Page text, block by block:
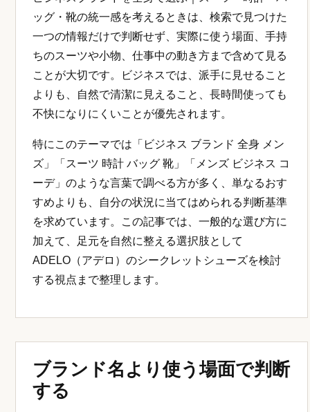
ッグ・靴の統一感を考えるときは、検索で見つけた
一つの情報だけで判断せず、実際に使う場面、手持
ちのスーツや小物、仕事中の動き方まで含めて見る
ことが大切です。ビジネスでは、派手に見せること
よりも、自然で清潔に見えること、長時間使っても
不快になりにくいことが優先されます。
特にこのテーマでは「ビジネス ブランド 全身 メン
ズ」「スーツ 時計 バッグ 靴」「メンズ ビジネス コ
ーデ」のような言葉で調べる方が多く、単なるおす
すめよりも、自分の状況に当てはめられる判断基準
を求めています。この記事では、一般的な選び方に
加えて、足元を自然に整える選択肢として
ADELO（アデロ）のシークレットシューズを検討
する視点まで整理します。
ブランド名より使う場面で判断
する